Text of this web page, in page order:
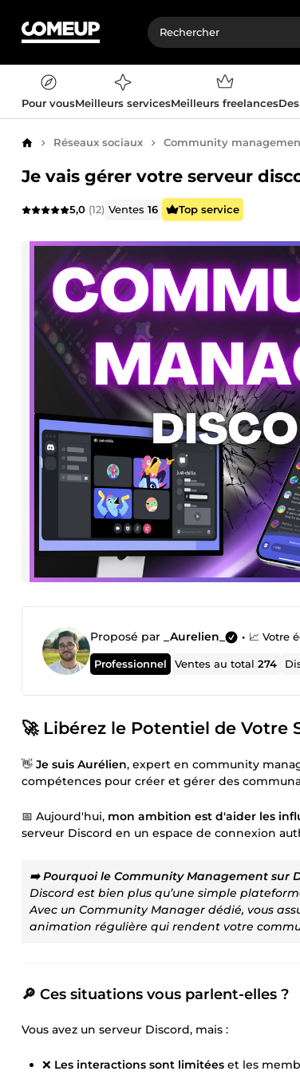
Pour vousMeilleurs servicesMeilleurs freelances
AccueilRéseaux sociaux Community
Je vais gérer votre serveur
5,0 (12) Ventes16 Top service
Proposé par _Aurelien_ • 📈 Votre
Professionnel Ventes au total274
🚀 Libérez le Potentiel de Votre
👋 Je suis Aurélien, expert en community
compétences pour créer et gérer des
📅 Aujourd'hui, mon ambition est d'aider les
serveur Discord en un espace de connexion
➡️ Pourquoi le Community Management sur
Discord est bien plus qu’une simple
Avec un Community Manager dédié, vous
animation régulière qui rendent votre
🔎 Ces situations vous parlent-elles ?
Vous avez un serveur Discord, mais :
❌ Les interactions sont limitées et les